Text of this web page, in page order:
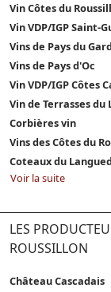
Vin Côtes du
Vin VDP/IGP Saint-
Vins de Pays du
Vins de Pays d'Oc
Vin VDP/IGP Côtes
Vin de Terrasses du
Corbières vin
Vins des Côtes du
Coteaux du
Voir la suite
LES
ROUSSILLON
Château Cascadais